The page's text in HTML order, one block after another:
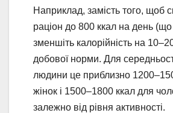
Наприклад, замість того, щоб
раціон до 800 ккал на день
зменшіть калорійність на
добової норми. Для
людини це приблизно
жінок і 1500–1800 ккал для
залежно від рівня активності.